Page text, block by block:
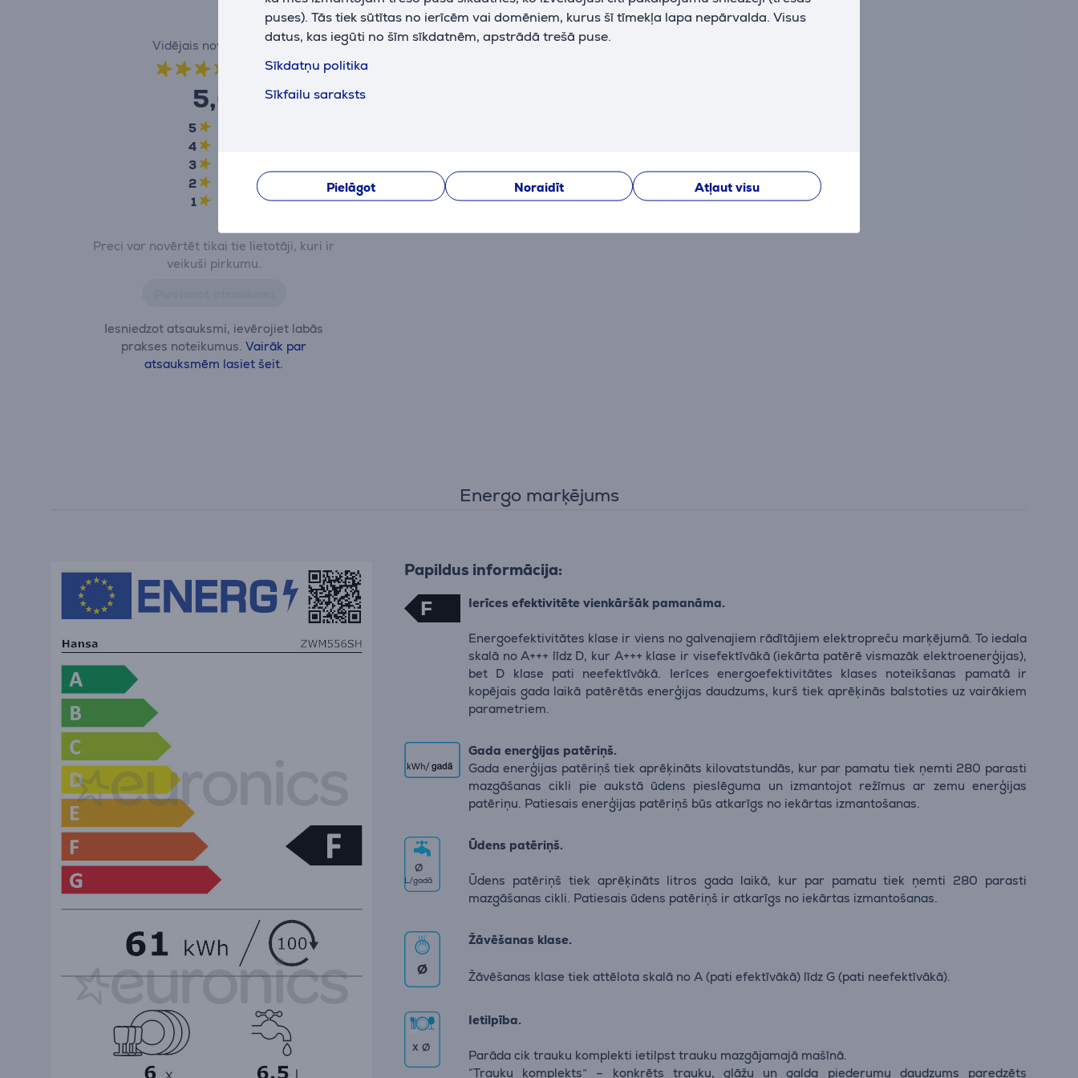
puses). Tās tiek sūtītas no ierīcēm vai domēniem, kurus šī tīmekļa lapa nepārvalda. Visus
datus, kas iegūti no šīm sīkdatnēm, apstrādā trešā puse.
Sīkdatņu politika
Sīkfailu saraksts
Pielāgot Noraidīt Atļaut visu
Vidējais novērtējums
(1)
5,0
5
4
3
2
1
Preci var novērtēt tikai tie lietotāji, kuri ir
veikuši pirkumu.
Iesniedzot atsauksmi, ievērojiet labās
prakses noteikumus.Vairāk par
atsauksmēm lasiet šeit.
Energo marķējums
Papildus informācija:
F Ierīces efektivitēte vienkāršāk pamanāma.
Energoefektivitātes klase ir viens no galvenajiem rādītājiem elektropreču marķējumā. To iedala
skalā no A+++ līdz D, kur A+++ klase ir visefektīvākā (iekārta patērē vismazāk elektroenerģijas),
bet D klase pati neefektīvākā. Ierīces energoefektivitātes klases noteikšanas pamatā ir
kopējais gada laikā patērētās enerģijas daudzums, kurš tiek aprēķinās balstoties uz vairākiem
parametriem.
Gada enerģijas patēriņš.
Gada enerģijas patēriņš tiek aprēķināts kilovatstundās, kur par pamatu tiek ņemti 280 parasti
mazgāšanas cikli pie aukstā ūdens pieslēguma un izmantojot režīmus ar zemu enerģijas
patēriņu. Patiesais enerģijas patēriņš būs atkarīgs no iekārtas izmantošanas.
∅
L/gadā
Ūdens patēriņš.
Ūdens patēriņš tiek aprēķināts litros gada laikā, kur par pamatu tiek ņemti 280 parasti
mazgāšanas cikli. Patiesais ūdens patēriņš ir atkarīgs no iekārtas izmantošanas.
∅
Žāvēšanas klase.
Žāvēšanas klase tiek attēlota skalā no А (pati efektīvākā) līdz G (pati neefektīvākā).
x ∅
Ietilpība.
Parāda cik trauku komplekti ietilpst trauku mazgājamajā mašīnā.
“Trauku komplekts” – konkrēts trauku, glāžu un galda piederumu daudzums paredzēts